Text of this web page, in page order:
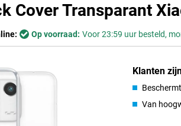
Cover Transparant
Op voorraad: Voor 23:59 uur besteld,
Klanten
Van